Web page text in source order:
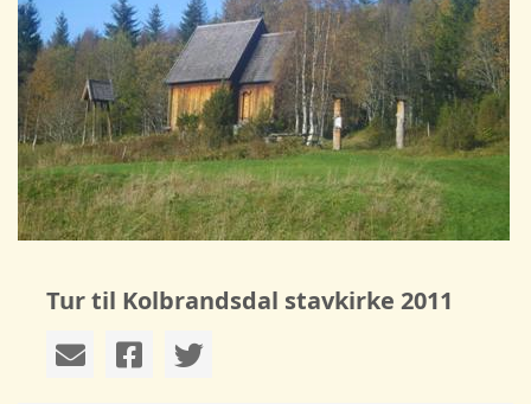
Tur til Kolbrandsdal stavkirke 2011